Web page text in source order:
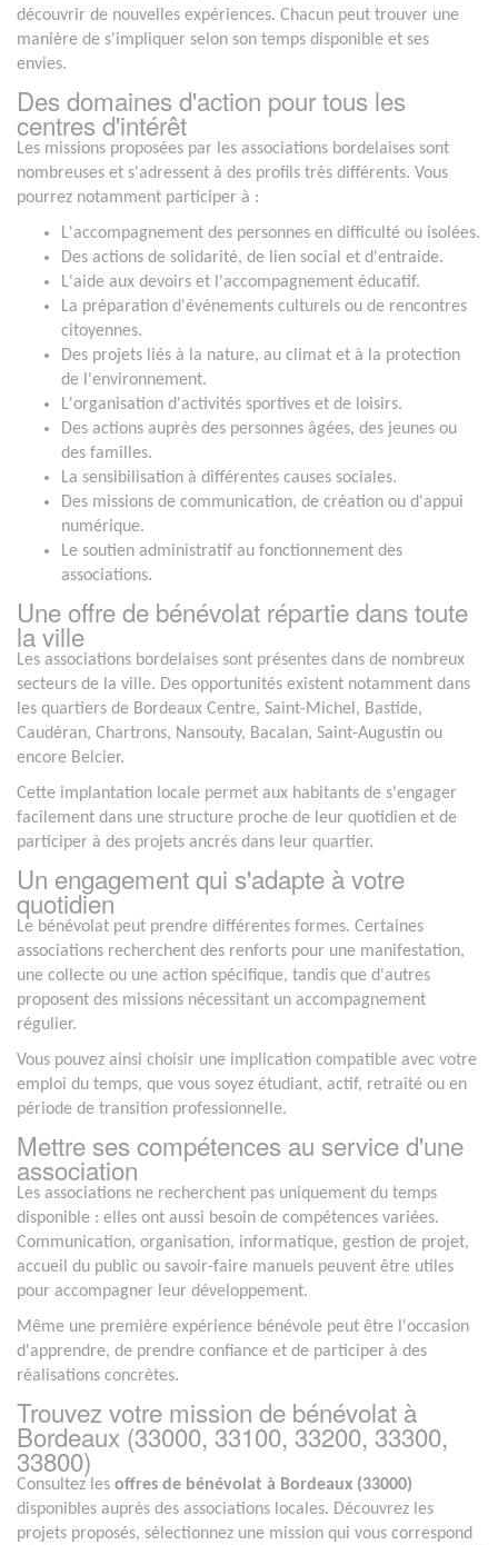
découvrir de nouvelles expériences. Chacun peut trouver une
manière de s'impliquer selon son temps disponible et ses
envies.
Des domaines d'action pour tous les
centres d'intérêt
Les missions proposées par les associations bordelaises sont
nombreuses et s'adressent à des profils très différents. Vous
pourrez notamment participer à :
L'accompagnement des personnes en difficulté ou isolées.
Des actions de solidarité, de lien social et d'entraide.
L'aide aux devoirs et l'accompagnement éducatif.
La préparation d'événements culturels ou de rencontres
citoyennes.
Des projets liés à la nature, au climat et à la protection
de l'environnement.
L'organisation d'activités sportives et de loisirs.
Des actions auprès des personnes âgées, des jeunes ou
des familles.
La sensibilisation à différentes causes sociales.
Des missions de communication, de création ou d'appui
numérique.
Le soutien administratif au fonctionnement des
associations.
Une offre de bénévolat répartie dans toute
la ville
Les associations bordelaises sont présentes dans de nombreux
secteurs de la ville. Des opportunités existent notamment dans
les quartiers de Bordeaux Centre, Saint-Michel, Bastide,
Caudéran, Chartrons, Nansouty, Bacalan, Saint-Augustin ou
encore Belcier.
Cette implantation locale permet aux habitants de s'engager
facilement dans une structure proche de leur quotidien et de
participer à des projets ancrés dans leur quartier.
Un engagement qui s'adapte à votre
quotidien
Le bénévolat peut prendre différentes formes. Certaines
associations recherchent des renforts pour une manifestation,
une collecte ou une action spécifique, tandis que d'autres
proposent des missions nécessitant un accompagnement
régulier.
Vous pouvez ainsi choisir une implication compatible avec votre
emploi du temps, que vous soyez étudiant, actif, retraité ou en
période de transition professionnelle.
Mettre ses compétences au service d'une
association
Les associations ne recherchent pas uniquement du temps
disponible : elles ont aussi besoin de compétences variées.
Communication, organisation, informatique, gestion de projet,
accueil du public ou savoir-faire manuels peuvent être utiles
pour accompagner leur développement.
Même une première expérience bénévole peut être l'occasion
d'apprendre, de prendre confiance et de participer à des
réalisations concrètes.
Trouvez votre mission de bénévolat à
Bordeaux (33000, 33100, 33200, 33300,
33800)
Consultez les offres de bénévolat à Bordeaux (33000)
disponibles auprès des associations locales. Découvrez les
projets proposés, sélectionnez une mission qui vous correspond